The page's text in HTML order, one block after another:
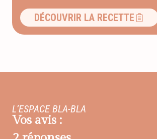
DÉCOUVRIR LA RECETTE
L’ESPACE BLA-BLA
Vos avis :